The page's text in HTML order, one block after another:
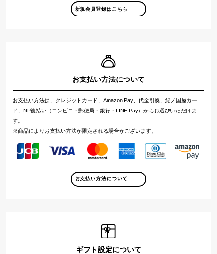
新規会員登録はこちら
お支払い方法について
お支払い方法は、クレジットカード、Amazon Pay、代金引換、紀ノ国屋カー
ド、NP後払い（コンビニ・郵便局・銀行・LINE Pay）からお選びいただけま
す。
※商品によりお支払い方法が限定される場合がございます。
お支払い方法について
ギフト設定について